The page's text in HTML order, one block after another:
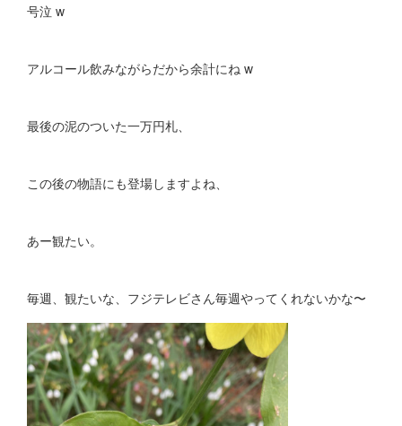
号泣 w
アルコール飲みながらだから余計にね w
最後の泥のついた一万円札、
この後の物語にも登場しますよね、
あー観たい。
毎週、観たいな、フジテレビさん毎週やってくれないかな〜